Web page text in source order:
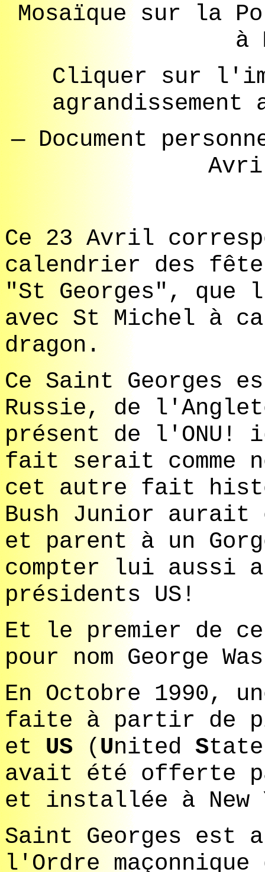
Mosaïque sur la
à
Cliquer sur
agrandissement
— Document
Ce 23 Avril
calendrier des
"St Georges", que
avec St Michel à
dragon.
Ce Saint Georges
Russie, de
présent de l'ONU!
fait serait comme
cet autre fait
Bush Junior aurait
et parent à un
compter lui aussi
présidents US!
Et le premier de
pour nom George
En Octobre 1990,
faite à partir de
et US ( United S
avait été offerte
et installée à New
Saint Georges est
l'Ordre